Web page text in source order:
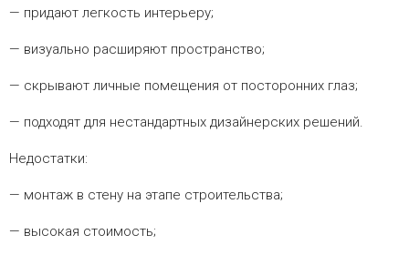
придают легкость интерьеру;
визуально расширяют пространство;
скрывают личные помещения от посторонних глаз;
подходят для нестандартных дизайнерских решений.
Недостатки:
монтаж в стену на этапе строительства;
высокая стоимость;